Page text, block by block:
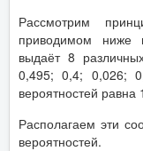
Рассмотрим
приводимом ниже
выдаёт 8
0,495; 0,4; 0,026;
вероятностей равна
Располагаем эти
вероятностей.